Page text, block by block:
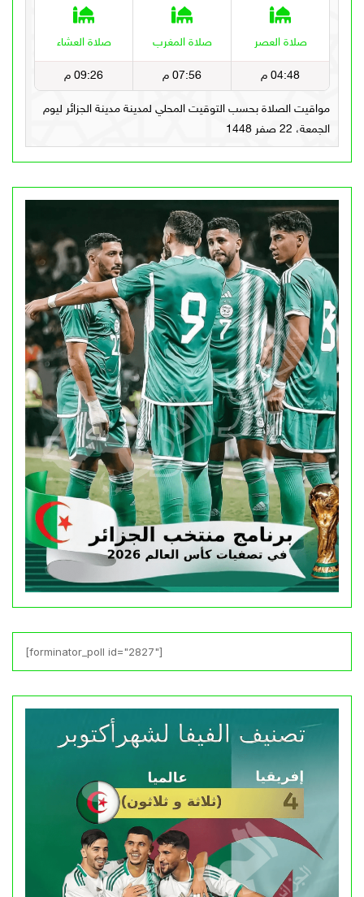
[forminator_poll id="2827"]